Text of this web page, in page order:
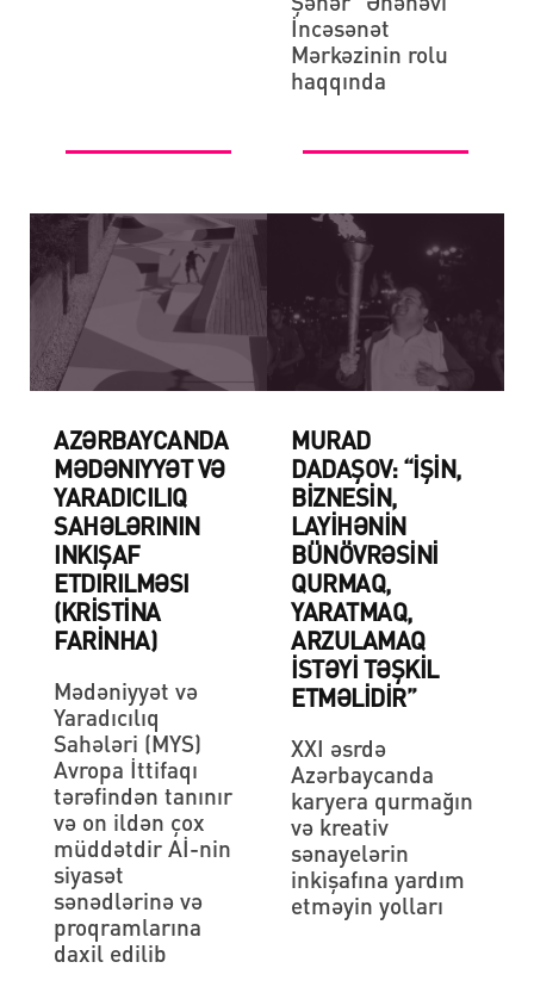
İncəsənət
Mərkəzinin rolu
haqqında
AZƏRBAYCANDA
MƏDƏNIYYƏT VƏ
YARADICILIQ
SAHƏLƏRININ
INKIŞAF
ETDIRILMƏSI
(KRISTINA
FARINHA)
Mədəniyyət və
Yaradıcılıq
Sahələri (MYS)
Avropa İttifaqı
tərəfindən tanınır
və on ildən çox
müddətdir Aİ-nin
siyasət
sənədlərinə və
proqramlarına
daxil edilib
MURAD
DADAŞOV: “İŞIN,
BIZNESIN,
LAYIHƏNIN
BÜNÖVRƏSINI
QURMAQ,
YARATMAQ,
ARZULAMAQ
ISTƏYI TƏŞKIL
ETMƏLIDIR”
XXI əsrdə
Azərbaycanda
karyera qurmağın
və kreativ
sənayelərin
inkişafına yardım
etməyin yolları